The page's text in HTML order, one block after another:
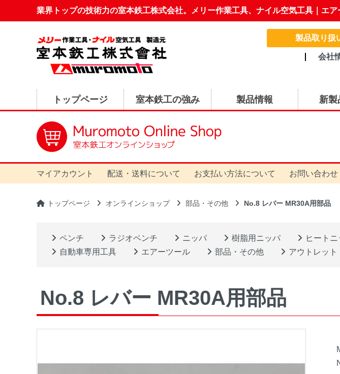
業界トップの技術力の室本鉄工株式会社。メリー作業工具、ナイル空気工具｜エ
製品取り扱
会社
トップページ 室本鉄工の強み 製品情報 新製
マイアカウント 配送・送料について お支払い方法について お問い合わせ
トップページ オンラインショップ 部品・その他 No.8 レバー MR30A用部品
ペンチ ラジオペンチ ニッパ 樹脂用ニッパ ヒート
自動車専用工具
エアーツール 部品・その他 アウトレット
No.8 レバー MR30A用部品